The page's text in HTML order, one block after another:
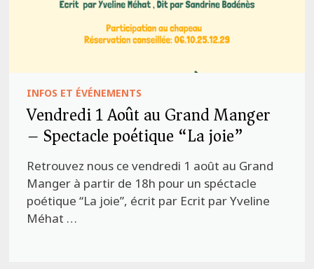
INFOS ET ÉVÉNEMENTS
Vendredi 1 Août au Grand Manger
– Spectacle poétique “La joie”
Retrouvez nous ce vendredi 1 août au Grand
Manger à partir de 18h pour un spéctacle
poétique “La joie”, écrit par Ecrit par Yveline
Méhat …